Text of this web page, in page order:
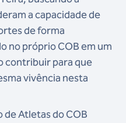
a capacidade de
de forma
no próprio COB em um
contribuir para que
vivência nesta
de Atletas do COB